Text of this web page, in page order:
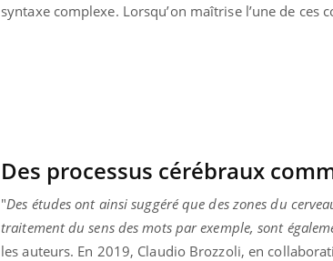
syntaxe complexe. Lorsqu’on maîtrise l’une de ces
Des processus cérébraux
"Des études ont ainsi suggéré que des zones du
traitement du sens des mots par exemple, sont
les auteurs. En 2019, Claudio Brozzoli, en